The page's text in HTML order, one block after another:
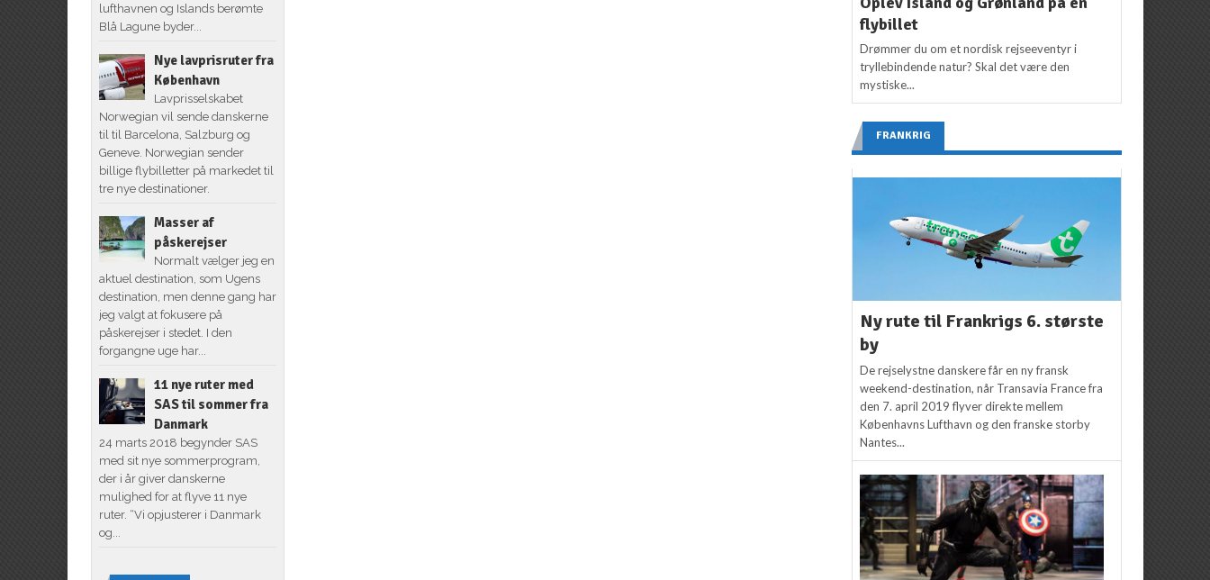
lufthavnen og Islands berømte
Blå Lagune byder...
Nye lavprisruter fra
København
Lavprisselskabet
Norwegian vil sende danskerne
til til Barcelona, Salzburg og
Geneve. Norwegian sender
billige flybilletter på markedet til
tre nye destinationer.
Masser af
påskerejser
Normalt vælger jeg en
aktuel destination, som Ugens
destination, men denne gang har
jeg valgt at fokusere på
påskerejser i stedet. I den
forgangne uge har...
11 nye ruter med
SAS til sommer fra
Danmark
24 marts 2018 begynder SAS
med sit nye sommerprogram,
der i år giver danskerne
mulighed for at flyve 11 nye
ruter. “Vi opjusterer i Danmark
og...
flybillet
Drømmer du om et nordisk rejseeventyr i
tryllebindende natur? Skal det være den
mystiske...
FRANKRIG
Ny rute til Frankrigs 6. største
by
De rejselystne danskere får en ny fransk
weekend-destination, når Transavia France fra
den 7. april 2019 flyver direkte mellem
Københavns Lufthavn og den franske storby
Nantes...